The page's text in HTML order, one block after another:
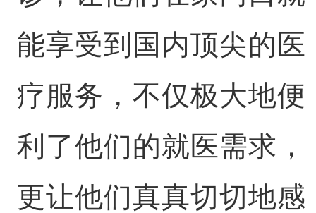
能享受到国内顶尖的医
疗服务，不仅极大地便
利了他们的就医需求，
更让他们真真切切地感